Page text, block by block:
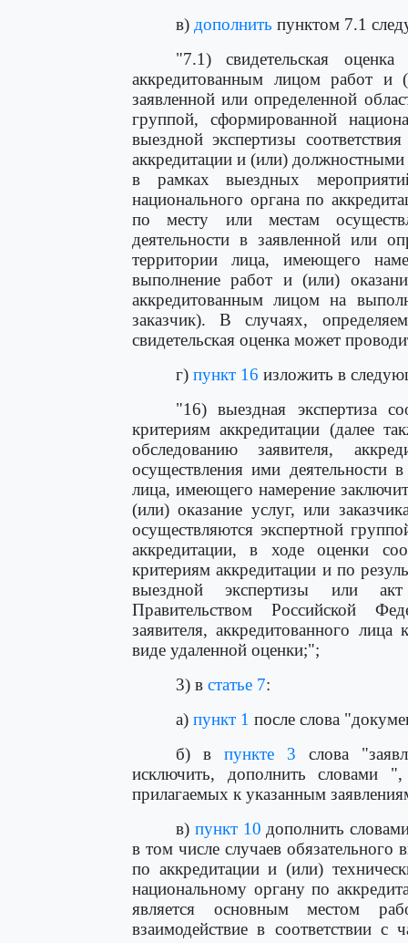
в) дополнить пунктом 7.1
"7.1) свидетельская
аккредитованным лицом работ и
заявленной или определенной
группой, сформированной
выездной экспертизы
аккредитации и (или)
в рамках выездных
национального органа по
по месту или местам
деятельности в заявленной или
территории лица, имеющего
выполнение работ и (или)
аккредитованным лицом на
заказчик). В случаях,
свидетельская оценка может
г) пункт 16 изложить в
"16) выездная экспертиза
критериям аккредитации (далее
обследованию заявителя,
осуществления ими деятельности
лица, имеющего намерение
(или) оказание услуг, или
осуществляются экспертной
аккредитации, в ходе оценки
критериям аккредитации и по
выездной экспертизы или
Правительством Российской
заявителя, аккредитованного
виде удаленной оценки;";
3) в статье 7:
а) пункт 1 после слова
б) в пункте 3 слова
исключить, дополнить словами
прилагаемых к указанным
в) пункт 10 дополнить
в том числе случаев обязательного
по аккредитации и (или)
национальному органу по
является основным местом
взаимодействие в соответствии